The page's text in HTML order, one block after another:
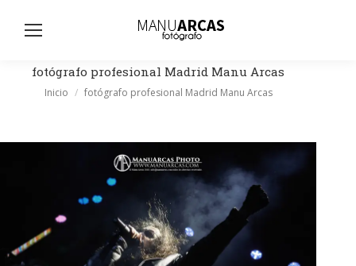
fotógrafo profesional Madrid Manu Arcas
Estás aquí:
Inicio fotógrafo profesional Madrid Manu Arcas